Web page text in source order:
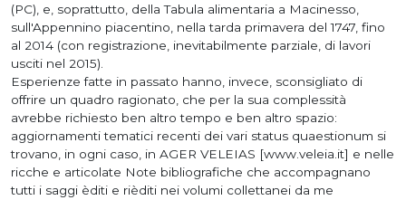
(PC), e, soprattutto, della Tabula alimentaria a Macinesso,
sull'Appennino piacentino, nella tarda primavera del 1747, fino
al 2014 (con registrazione, inevitabilmente parziale, di lavori
usciti nel 2015).
Esperienze fatte in passato hanno, invece, sconsigliato di
offrire un quadro ragionato, che per la sua complessità
avrebbe richiesto ben altro tempo e ben altro spazio:
aggiornamenti tematici recenti dei vari status quaestionum si
trovano, in ogni caso, in AGER VELEIAS [www.veleia.it] e nelle
ricche e articolate Note bibliografiche che accompagnano
tutti i saggi èditi e rièditi nei volumi collettanei da me